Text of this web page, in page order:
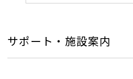
サポート・施設案内